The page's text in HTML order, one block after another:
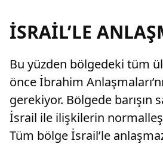
İSRAİL’LE
Bu yüzden bölgedeki tüm
önce İbrahim
gerekiyor. Bölgede barışın
İsrail ile ilişkilerin
Tüm bölge İsrail’le